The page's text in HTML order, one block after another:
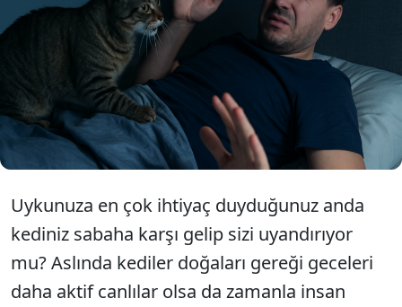
Kediler genellikle gecenin bir yarısı
sahiplerini uyandırır. Peki neden bunu
yapıyorlar? Aslında bu durumun birçok
sebebi var...
Uykunuza en çok ihtiyaç duyduğunuz anda
kediniz sabaha karşı gelip sizi uyandırıyor
mu? Aslında kediler doğaları gereği geceleri
daha aktif canlılar olsa da zamanla insan